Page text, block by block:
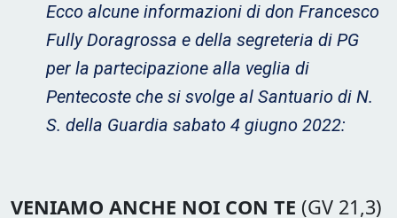
Ecco alcune informazioni di don Francesco
Fully Doragrossa e della segreteria di PG
per la partecipazione alla veglia di
Pentecoste che si svolge al Santuario di N.
S. della Guardia sabato 4 giugno 2022:
VENIAMO ANCHE NOI CON TE (GV 21,3)